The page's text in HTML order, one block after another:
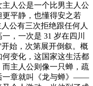
人公是一个比男主人公
平静，也懂得安之若
公有三次拒绝跟任何人
，一次是 31 岁在四川
始，次第展开倒叙。概
变化，这国家这生活都
主人公则像一只蝉，疏
一章就叫《龙与蝉》——